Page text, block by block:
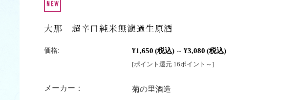
グラス・酒器・
大那 超辛口純米無濾過生原酒
価格: ¥1,650 (税込) ～ ¥3,080 (税込)
[ポイント還元 16ポイント～]
メーカー：
菊の里酒造